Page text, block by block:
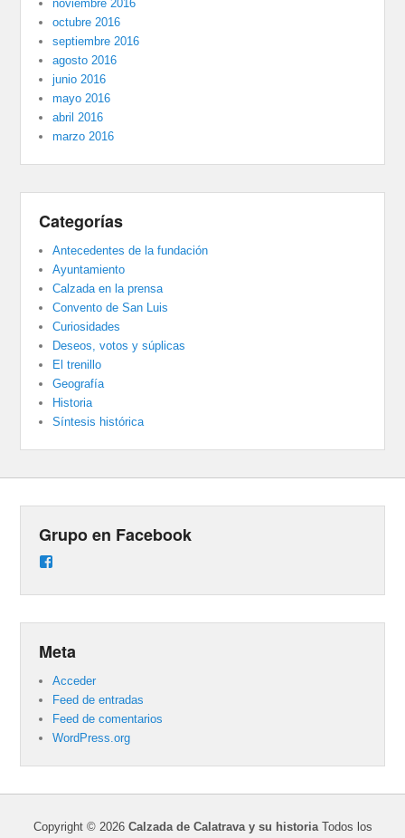
noviembre 2016
octubre 2016
septiembre 2016
agosto 2016
junio 2016
mayo 2016
abril 2016
marzo 2016
Categorías
Antecedentes de la fundación
Ayuntamiento
Calzada en la prensa
Convento de San Luis
Curiosidades
Deseos, votos y súplicas
El trenillo
Geografía
Historia
Síntesis histórica
Grupo en Facebook
en
Meta
Acceder
Feed de entradas
Feed de comentarios
WordPress.org
Copyright © 2026 Calzada de Calatrava y su historiaTodos los